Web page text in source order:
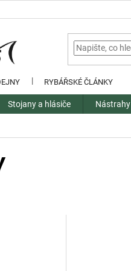
RYBÁŘSKÉ ČLÁNKY
Stojany a hlásiče Nástrahy